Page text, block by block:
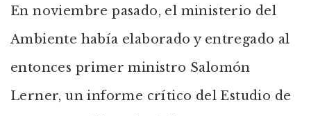
En noviembre pasado, el ministerio del
Ambiente había elaborado y entregado al
entonces primer ministro Salomón
Lerner, un informe crítico del Estudio de